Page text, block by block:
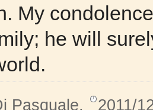
My
he will
Pasquale, 2011/